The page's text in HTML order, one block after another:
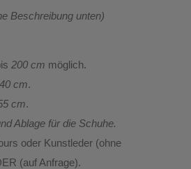
Beschreibung unten)
200 cm möglich.
40 cm.
cm.
Ablage für die Schuhe.
oder Kunstleder (ohne
(auf Anfrage).